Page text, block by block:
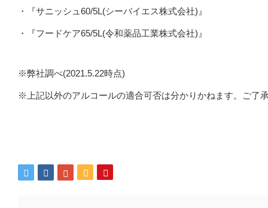
・『サニッシュ60/5L(シーバイエス株式会社)』
・『フードケア65/5L(令和薬品工業株式会社)』
※弊社調べ(2021.5.22時点)
※上記以外のアルコールの適合可否は分かりかねます。ご了